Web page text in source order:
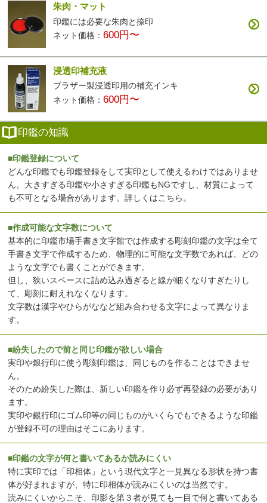
朱肉・マット
印鑑には必要な朱肉と捺印
ネット価格：600円〜
浸透印補充液
ブラザー製浸透印用の補充インキ
ネット価格：600円〜
印鑑の知識
■印鑑登録について
どんな印鑑でも印鑑登録をして実印として使えるわけではありませ
ん。大きすぎる印鑑や小さすぎる印鑑もNGですし、材質によって
も不可となる場合があります。詳しくはこちら 。
■作成可能な文字数について
基本的に印鑑市場手書き文字館では作成する彫刻印鑑の文字は全て
手書き文字で作成するため、物理的に可能な文字数であれば、どの
ような文字でも書くことができます。
但し、狭いスペースに詰め込み過ぎると線が細くなりすぎたりし
て、彫刻に耐えれなくなります。
文字数は漢字やひらがななど組み合わせる文字によって異なりま
す。
■紛失したので前と同じ印鑑が欲しい場合
実印や銀行印に使う彫刻印鑑は、同じものを作ることはできませ
ん。
そのため紛失した際は、新しい印鑑を作り必ず再登録の必要があり
ます。
実印や銀行印にゴム印等の同じものがいくらでもできるような印鑑
が登録不可の理由はそこにあります。
■印鑑の文字が何と書いてあるか読みにくい
特に実印では「印相体」という現代文字と一見異なる形状を持つ書
体が好まれますが、特に印相体が読みにくいのは当然です。
読みにくいからこそ、印影を第３者が見ても一目で何と書いてある